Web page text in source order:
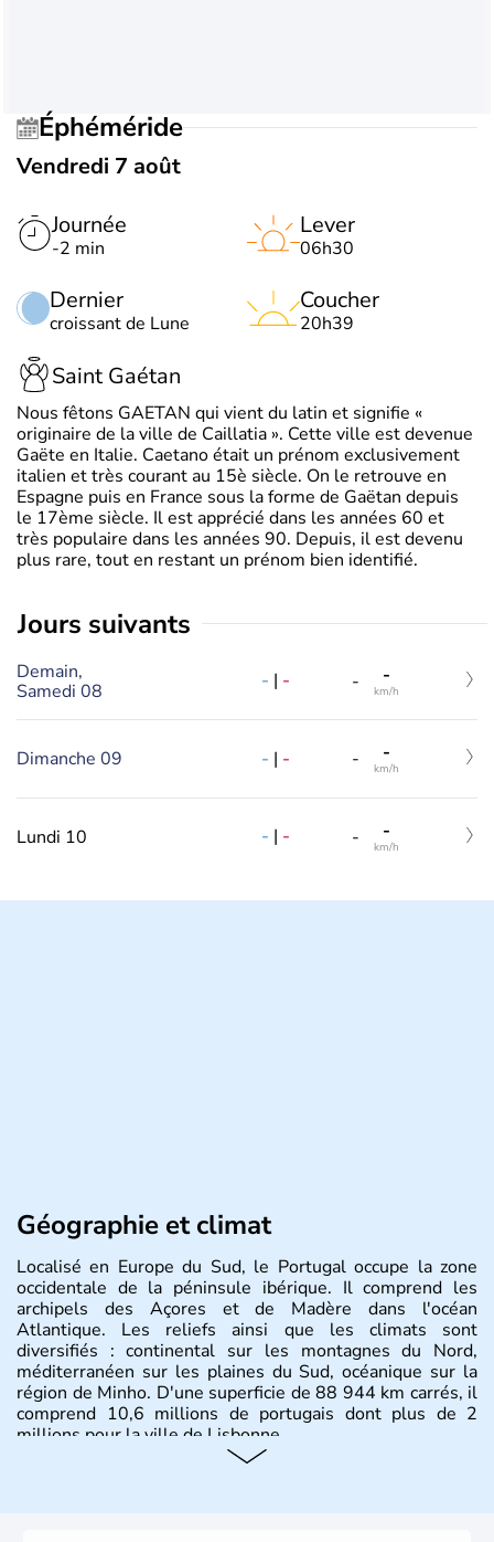
Éphéméride
Vendredi 7 août
Journée
-2 min
Dernier
croissant de Lune
Lever
06h30
Coucher
20h39
Saint Gaétan
Nous fêtons GAETAN qui vient du latin et signifie «
originaire de la ville de Caillatia ». Cette ville est devenue
Gaëte en Italie. Caetano était un prénom exclusivement
italien et très courant au 15è siècle. On le retrouve en
Espagne puis en France sous la forme de Gaëtan depuis
le 17ème siècle. Il est apprécié dans les années 60 et
très populaire dans les années 90. Depuis, il est devenu
plus rare, tout en restant un prénom bien identifié.
jours suivants
Demain,
Samedi 08
- | - - -
km/h
Dimanche 09 - | - - -
km/h
Lundi 10 - | - - -
km/h
Géographie et climat
Localisé en Europe du Sud, le Portugal occupe la zone
occidentale de la péninsule ibérique. Il comprend les
archipels des Açores et de Madère dans l'océan
Atlantique. Les reliefs ainsi que les climats sont
diversifiés : continental sur les montagnes du Nord,
méditerranéen sur les plaines du Sud, océanique sur la
région de Minho. D'une superficie de 88 944 km carrés, il
comprend 10,6 millions de portugais dont plus de 2
millions pour la ville de Lisbonne.